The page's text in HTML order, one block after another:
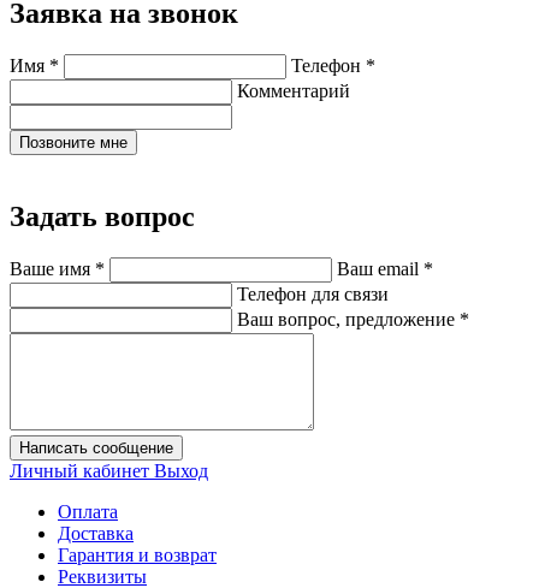
Заявка на звонок
Имя * Телефон *
Комментарий
Позвоните мне
Задать вопрос
Ваше имя * Ваш email *
Телефон для связи
Ваш вопрос, предложение *
Написать сообщение
Личный кабинет Выход
Оплата
Доставка
Гарантия и возврат
Реквизиты